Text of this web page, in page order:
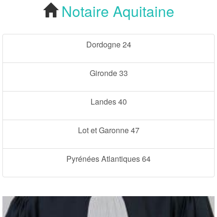
Cherchez votre
Notaire Aquitaine
Notaire Aquitaine
Dordogne 24
Gironde 33
Landes 40
Lot et Garonne 47
Pyrénées Atlantiques 64
Notaire Aquitaine